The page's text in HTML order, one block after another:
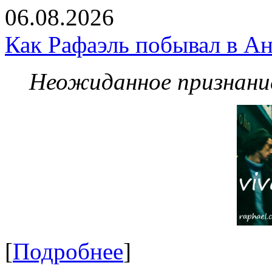
06.08.2026
Как Рафаэль побывал в
Неожиданное
[Подробнее]